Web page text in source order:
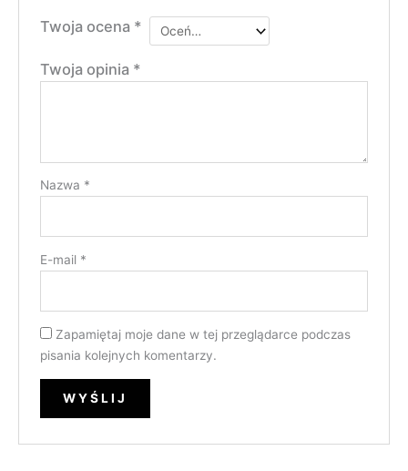
Twoja ocena *
Twoja opinia *
Nazwa *
E-mail *
Zapamiętaj moje dane w tej przeglądarce podczas
pisania kolejnych komentarzy.